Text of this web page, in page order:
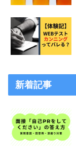
新着記事